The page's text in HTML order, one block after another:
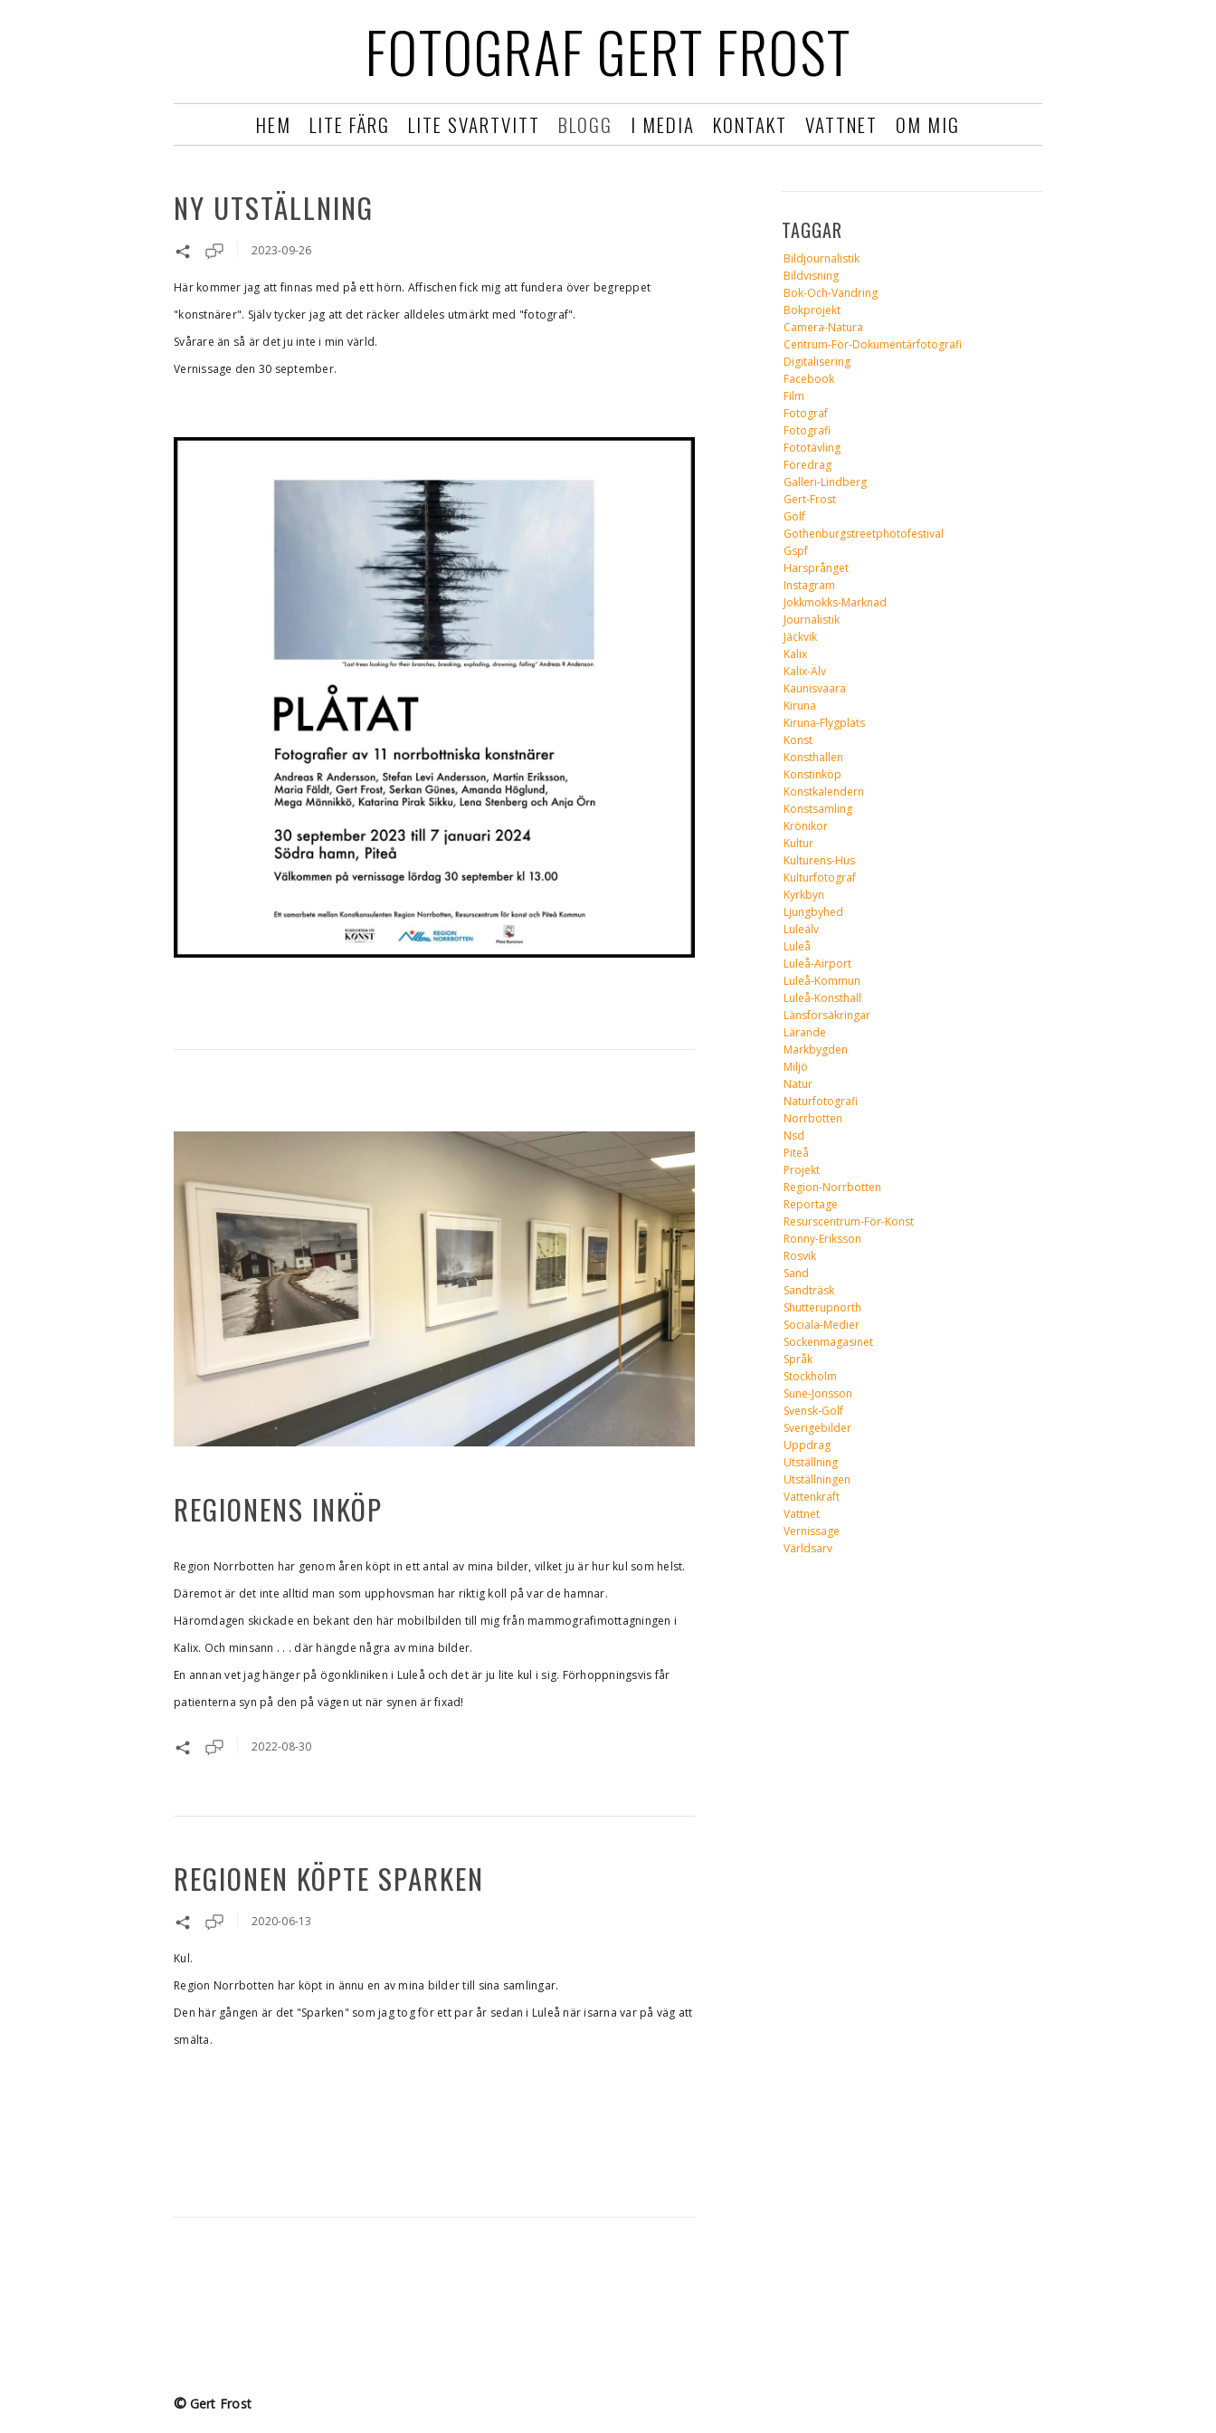
FOTOGRAF GERT FROST
HEM LITE FÄRG LITE SVARTVITT BLOGG I MEDIA KONTAKT VATTNET OM MIG
NY UTSTÄLLNING
2023-09-26
Här kommer jag att finnas med på ett hörn. Affischen fick mig att fundera över begreppet
"konstnärer". Själv tycker jag att det räcker alldeles utmärkt med "fotograf".
Svårare än så är det ju inte i min värld.
Vernissage den 30 september.
REGIONENS INKÖP
Region Norrbotten har genom åren köpt in ett antal av mina bilder, vilket ju är hur kul som helst.
Däremot är det inte alltid man som upphovsman har riktig koll på var de hamnar.
Häromdagen skickade en bekant den här mobilbilden till mig från mammografimottagningen i
Kalix. Och minsann . . . där hängde några av mina bilder.
En annan vet jag hänger på ögonkliniken i Luleå och det är ju lite kul i sig. Förhoppningsvis får
patienterna syn på den på vägen ut när synen är fixad!
2022-08-30
REGIONEN KÖPTE SPARKEN
2020-06-13
Kul.
Region Norrbotten har köpt in ännu en av mina bilder till sina samlingar.
Den här gången är det "Sparken" som jag tog för ett par år sedan i Luleå när isarna var på väg att
smälta.
TAGGAR
Bildjournalistik
Bildvisning
Bok-Och-Vandring
Bokprojekt
Camera-Natura
Centrum-För-Dokumentärfotografi
Digitalisering
Facebook
Film
Fotograf
Fotografi
Fototävling
Föredrag
Galleri-Lindberg
Gert-Frost
Golf
Gothenburgstreetphotofestival
Gspf
Harsprånget
Instagram
Jokkmokks-Marknad
Journalistik
Jäckvik
Kalix
Kalix-Älv
Kaunisvaara
Kiruna
Kiruna-Flygplats
Konst
Konsthallen
Konstinköp
Konstkalendern
Konstsamling
Krönikor
Kultur
Kulturens-Hus
Kulturfotograf
Kyrkbyn
Ljungbyhed
Luleälv
Luleå
Luleå-Airport
Luleå-Kommun
Luleå-Konsthall
Länsförsäkringar
Lärande
Markbygden
Miljö
Natur
Naturfotografi
Norrbotten
Nsd
Piteå
Projekt
Region-Norrbotten
Reportage
Resurscentrum-För-Konst
Ronny-Eriksson
Rosvik
Sand
Sandträsk
Shutterupnorth
Sociala-Medier
Sockenmagasinet
Språk
Stockholm
Sune-Jonsson
Svensk-Golf
Sverigebilder
Uppdrag
Utställning
Utställningen
Vattenkraft
Vattnet
Vernissage
Världsarv
© Gert Frost